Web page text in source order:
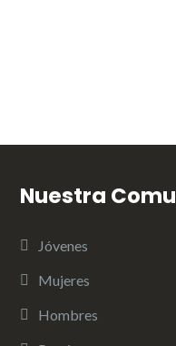
Nuestra
Jóvenes
Mujeres
Hombres